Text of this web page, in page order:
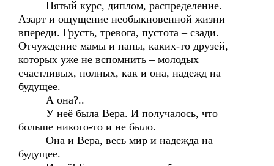
Пятый курс, диплом, распределение.
Азарт и ощущение необыкновенной жизни
впереди. Грусть, тревога, пустота – сзади.
Отчуждение мамы и папы, каких-то друзей,
которых уже не вспомнить – молодых
счастливых, полных, как и она, надежд на
будущее.
А она?..
У неё была Вера. И получалось, что
больше никого-то и не было.
Она и Вера, весь мир и надежда на
будущее.